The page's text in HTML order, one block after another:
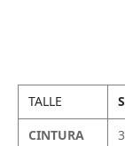
TALLE S
CINTURA